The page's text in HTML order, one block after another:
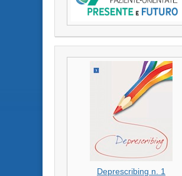
Deprescribing n. 1